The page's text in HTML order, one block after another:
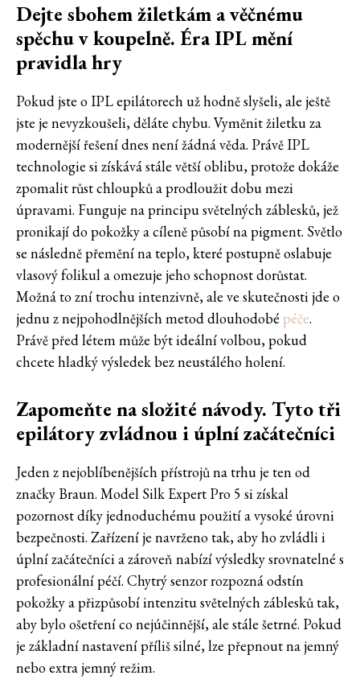
Dejte sbohem žiletkám a věčnému
spěchu v koupelně. Éra IPL mění
pravidla hry
Pokud jste o IPL epilátorech už hodně slyšeli, ale ještě
jste je nevyzkoušeli, děláte chybu. Vyměnit žiletku za
modernější řešení dnes není žádná věda. Právě IPL
technologie si získává stále větší oblibu, protože dokáže
zpomalit růst chloupků a prodloužit dobu mezi
úpravami. Funguje na principu světelných záblesků, jež
pronikají do pokožky a cíleně působí na pigment. Světlo
se následně přemění na teplo, které postupně oslabuje
vlasový folikul a omezuje jeho schopnost dorůstat.
Možná to zní trochu intenzivně, ale ve skutečnosti jde o
jednu z nejpohodlnějších metod dlouhodobé péče.
Právě před létem může být ideální volbou, pokud
chcete hladký výsledek bez neustálého holení.
Zapomeňte na složité návody. Tyto tři
epilátory zvládnou i úplní začátečníci
Jeden z nejoblíbenějších přístrojů na trhu je ten od
značky Braun. Model Silk Expert Pro 5 si získal
pozornost díky jednoduchému použití a vysoké úrovni
bezpečnosti. Zařízení je navrženo tak, aby ho zvládli i
úplní začátečníci a zároveň nabízí výsledky srovnatelné s
profesionální péčí. Chytrý senzor rozpozná odstín
pokožky a přizpůsobí intenzitu světelných záblesků tak,
aby bylo ošetření co nejúčinnější, ale stále šetrné. Pokud
je základní nastavení příliš silné, lze přepnout na jemný
nebo extra jemný režim.